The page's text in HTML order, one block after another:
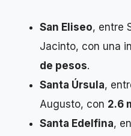
San Eliseo, entre
Jacinto, con una
de pesos.
Santa Úrsula,
Augusto, con 2.6
Santa Edelfina,